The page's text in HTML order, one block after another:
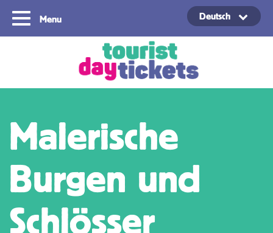
Menu Deutsch
Malerische
Burgen und
Schlösser